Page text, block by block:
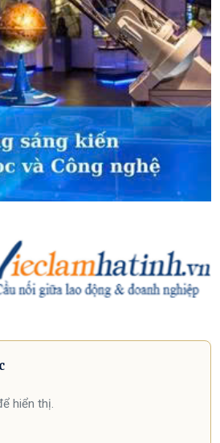
hiển thị.